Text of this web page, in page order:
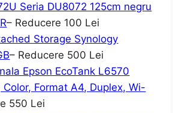
Seria DU8072 125cm negru
– Reducere 100 Lei
Storage Synology
– Reducere 500 Lei
Epson EcoTank L6570
Color, Format A4, Duplex, Wi-
550 Lei